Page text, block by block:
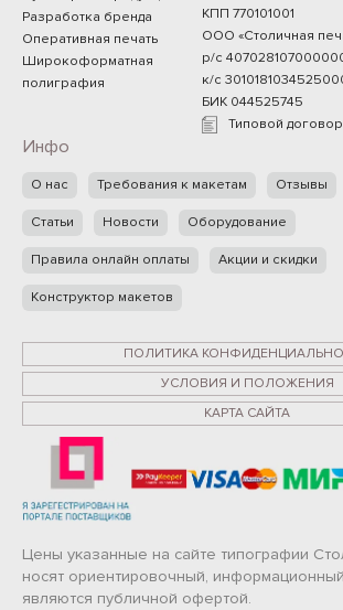
Разработка бренда
Оперативная печать
Широкоформатная
полиграфия
КПП 770101001
ООО «Столичная
р/с
к/с
БИК 044525745
Типовой договор
Инфо
О нас Требования к макетам Отзывы
Статьи Новости Оборудование
Правила онлайн оплаты Акции и скидки
Конструктор макетов
ПОЛИТИКА
УСЛОВИЯ И ПОЛОЖЕНИЯ
КАРТА САЙТА
Цены указанные на сайте типографии
носят ориентировочный,
являются публичной офертой.